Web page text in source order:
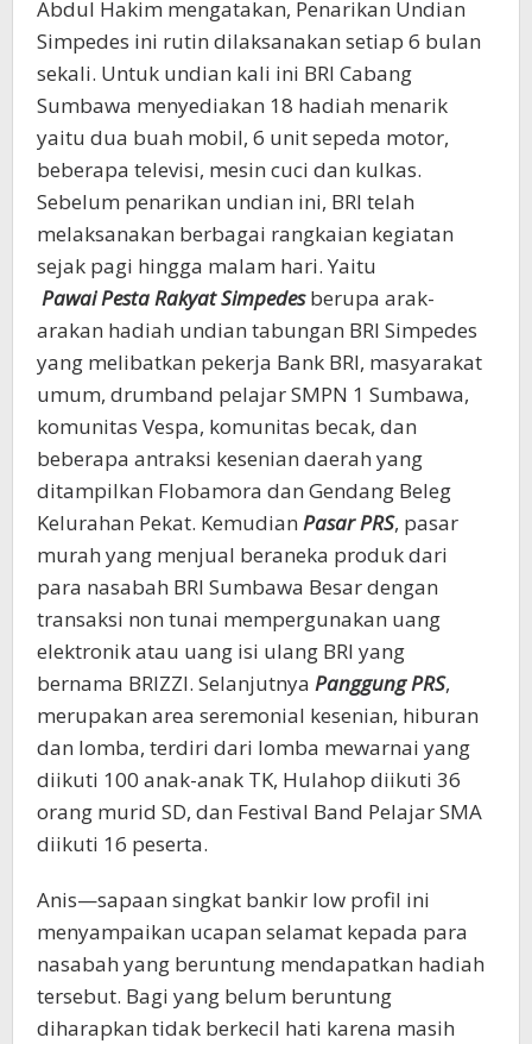
Abdul Hakim mengatakan, Penarikan Undian
Simpedes ini rutin dilaksanakan setiap 6 bulan
sekali. Untuk undian kali ini BRI Cabang
Sumbawa menyediakan 18 hadiah menarik
yaitu dua buah mobil, 6 unit sepeda motor,
beberapa televisi, mesin cuci dan kulkas.
Sebelum penarikan undian ini, BRI telah
melaksanakan berbagai rangkaian kegiatan
sejak pagi hingga malam hari. Yaitu
Pawai Pesta Rakyat Simpedesberupa arak-
arakan hadiah undian tabungan BRI Simpedes
yang melibatkan pekerja Bank BRI, masyarakat
umum, drumband pelajar SMPN 1 Sumbawa,
komunitas Vespa, komunitas becak, dan
beberapa antraksi kesenian daerah yang
ditampilkan Flobamora dan Gendang Beleg
Kelurahan Pekat. Kemudian Pasar PRS, pasar
murah yang menjual beraneka produk dari
para nasabah BRI Sumbawa Besar dengan
transaksi non tunai mempergunakan uang
elektronik atau uang isi ulang BRI yang
bernama BRIZZI. Selanjutnya Panggung PRS,
merupakan area seremonial kesenian, hiburan
dan lomba, terdiri dari lomba mewarnai yang
diikuti 100 anak-anak TK, Hulahop diikuti 36
orang murid SD, dan Festival Band Pelajar SMA
diikuti 16 peserta.
Anis—sapaan singkat bankir low profil ini
menyampaikan ucapan selamat kepada para
nasabah yang beruntung mendapatkan hadiah
tersebut. Bagi yang belum beruntung
diharapkan tidak berkecil hati karena masih